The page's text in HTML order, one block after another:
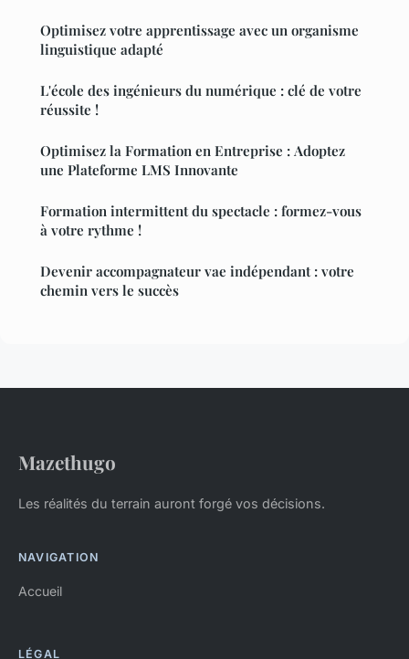
Optimisez votre apprentissage avec un organisme
linguistique adapté
L'école des ingénieurs du numérique : clé de votre
réussite !
Optimisez la Formation en Entreprise : Adoptez
une Plateforme LMS Innovante
Formation intermittent du spectacle : formez-vous
à votre rythme !
Devenir accompagnateur vae indépendant : votre
chemin vers le succès
Mazethugo
Les réalités du terrain auront forgé vos décisions.
NAVIGATION
Accueil
LÉGAL